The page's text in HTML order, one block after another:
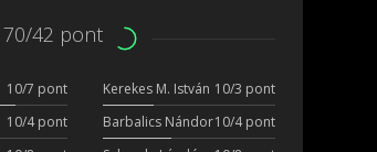
70/42 pont
10/7 pont Kerekes M. István 10/3 pont
10/4 pont Barbalics Nándor10/4 pont